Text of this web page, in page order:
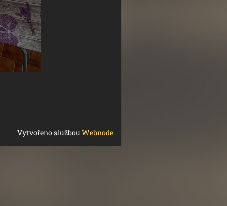
Vytvořeno službouWebnode